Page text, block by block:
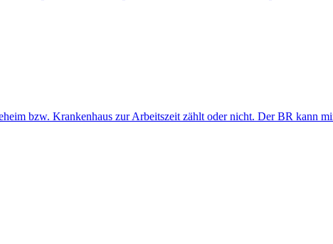
bzw. Krankenhaus zur Arbeitszeit zählt oder nicht. Der BR kann